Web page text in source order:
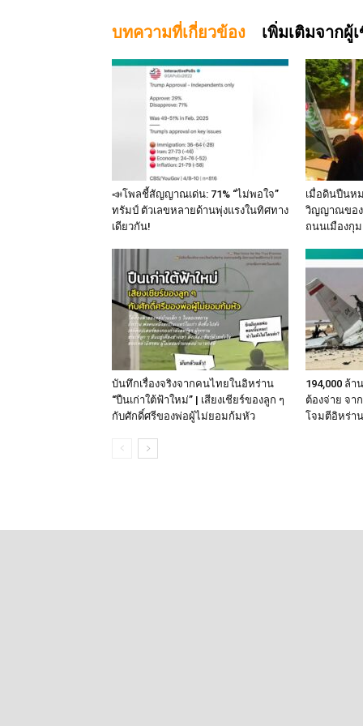
บทความที่เกี่ยวข้อง เพิ่มเติมจากผู้
📣โพลชี้สัญญาณเด่น: 71% “ไม่พอใจ”
ทรัมป์ ตัวเลขหลายด้านพุ่งแรงในทิศทาง
เดียวกัน!
เมื่อดินปืนห
วิญญาณของ
ถนนเมืองกุม
บันทึกเรื่องจริงจากคนไทยในอิหร่าน
“ปืนเก่าใต้ฟ้าใหม่” | เสียงเชียร์ของลูก ๆ
กับศักดิ์ศรีของพ่อผู้ไม่ยอมก้มหัว
194,000 ล้
ต้องจ่าย จา
โจมตีอิหร่า